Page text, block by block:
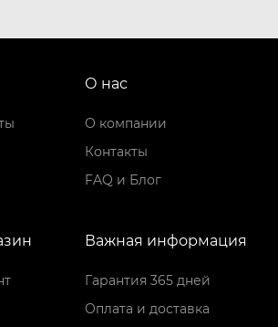
О нас
О компании
Контакты
FAQ и Блог
Важная информация
Гарантия 365 дней
Оплата и доставка